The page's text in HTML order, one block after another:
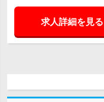
求人詳細を見る